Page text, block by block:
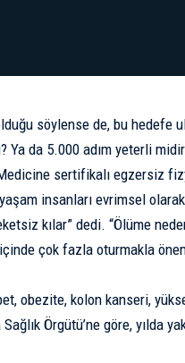
söylense de, bu hedefe
Ya da 5.000 adım yeterli
sertifikalı egzersiz
insanları evrimsel olarak
kılar” dedi. “Ölüme
çok fazla oturmakla
obezite, kolon kanseri,
Örgütü’ne göre, yılda